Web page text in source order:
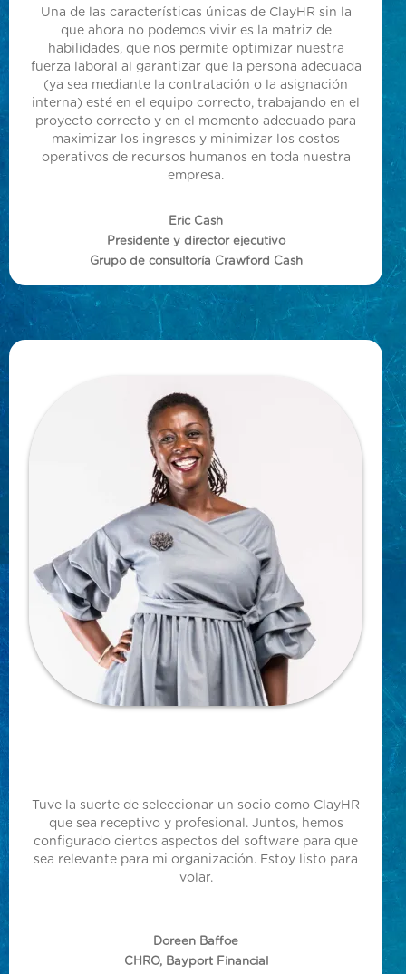
Una de las características únicas de ClayHR sin la
que ahora no podemos vivir es la matriz de
habilidades, que nos permite optimizar nuestra
fuerza laboral al garantizar que la persona adecuada
(ya sea mediante la contratación o la asignación
interna) esté en el equipo correcto, trabajando en el
proyecto correcto y en el momento adecuado para
maximizar los ingresos y minimizar los costos
operativos de recursos humanos en toda nuestra
empresa.
Eric Cash
Presidente y director ejecutivo
Grupo de consultoría Crawford Cash
Tuve la suerte de seleccionar un socio como ClayHR
que sea receptivo y profesional. Juntos, hemos
configurado ciertos aspectos del software para que
sea relevante para mi organización. Estoy listo para
volar.
Doreen Baffoe
CHRO, Bayport Financial